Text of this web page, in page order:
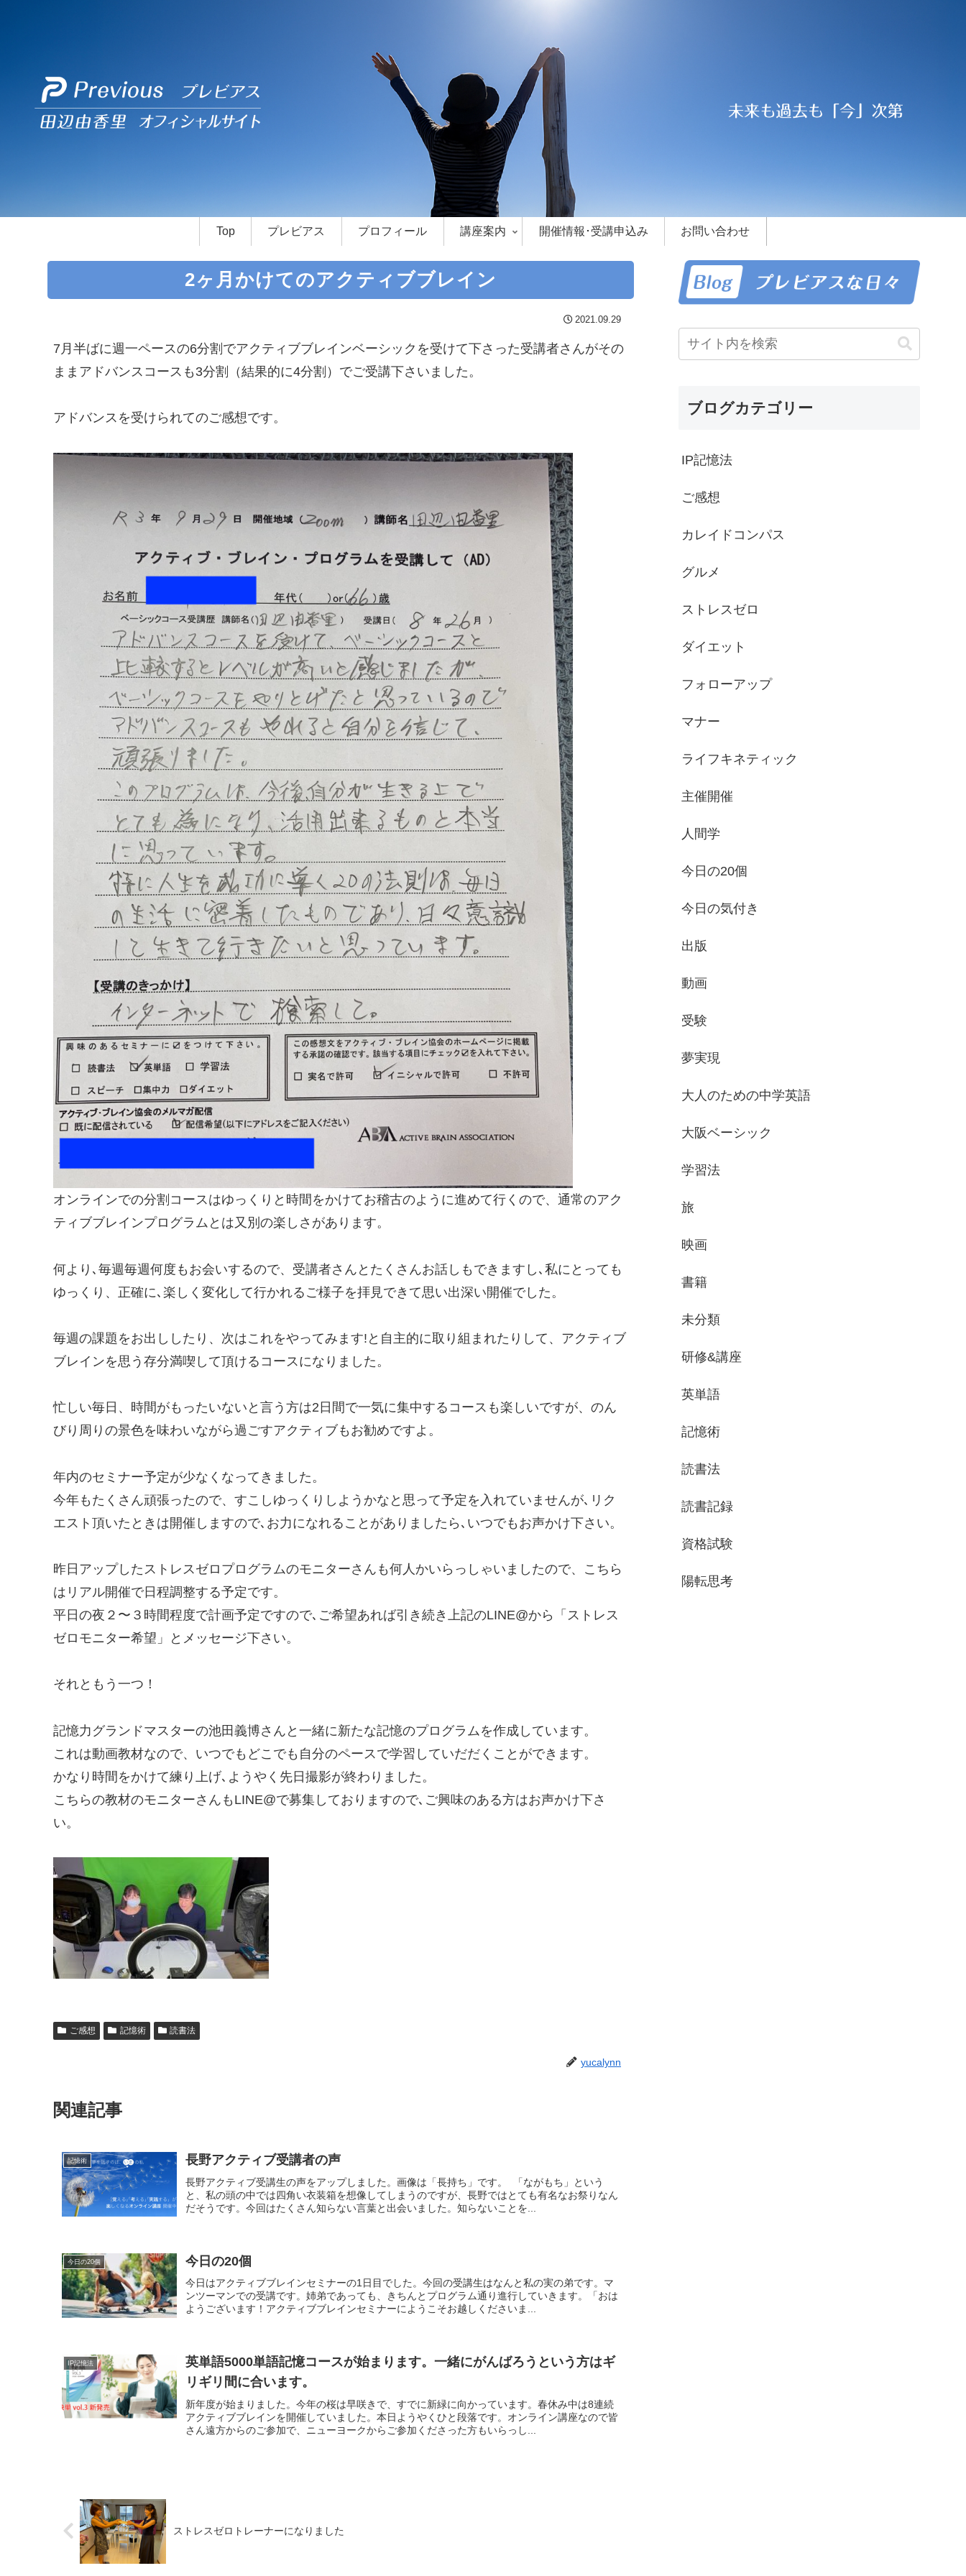
Top プレビアス プロフィール 講座案内 開催情報･受講申込み お問い合わせ
2ヶ月かけてのアクティブブレイン
2021.09.29
7月半ばに週一ペースの6分割でアクティブブレインベーシックを受けて下さった受講者さんがその
ままアドバンスコースも3分割（結果的に4分割）でご受講下さいました。
アドバンスを受けられてのご感想です。
オンラインでの分割コースはゆっくりと時間をかけてお稽古のように進めて行くので、通常のアク
ティブブレインプログラムとは又別の楽しさがあります。
何より､毎週毎週何度もお会いするので、受講者さんとたくさんお話しもできますし､私にとっても
ゆっくり、正確に､楽しく変化して行かれるご様子を拝見できて思い出深い開催でした。
毎週の課題をお出ししたり、次はこれをやってみます!と自主的に取り組まれたりして、アクティブ
ブレインを思う存分満喫して頂けるコースになりました。
忙しい毎日、時間がもったいないと言う方は2日間で一気に集中するコースも楽しいですが、のん
びり周りの景色を味わいながら過ごすアクティブもお勧めですよ。
年内のセミナー予定が少なくなってきました。
今年もたくさん頑張ったので、すこしゆっくりしようかなと思って予定を入れていませんが､リク
エスト頂いたときは開催しますので､お力になれることがありましたら､いつでもお声かけ下さい。
昨日アップしたストレスゼロプログラムのモニターさんも何人かいらっしゃいましたので、こちら
はリアル開催で日程調整する予定です。
平日の夜２〜３時間程度で計画予定ですので､ご希望あれば引き続き上記のLINE@から「ストレス
ゼロモニター希望」とメッセージ下さい。
それともう一つ！
記憶力グランドマスターの池田義博さんと一緒に新たな記憶のプログラムを作成しています。
これは動画教材なので、いつでもどこでも自分のペースで学習していだだくことができます。
かなり時間をかけて練り上げ､ようやく先日撮影が終わりました。
こちらの教材のモニターさんもLINE@で募集しておりますので､ご興味のある方はお声かけ下さ
い。
ご感想 記憶術 読書法
yucalynn
関連記事
記憶術 長野アクティブ受講者の声
長野アクティブ受講生の声をアップしました。画像は「長持ち」です。 「ながもち」という
と、私の頭の中では四角い衣装箱を想像してしまうのですが、長野ではとても有名なお祭りなん
だそうです。今回はたくさん知らない言葉と出会いました。知らないことを...
今日の20個 今日の20個
今日はアクティブブレインセミナーの1日目でした。今回の受講生はなんと私の実の弟です。マ
ンツーマンでの受講です。姉弟であっても、きちんとプログラム通り進行していきます。「おは
ようございます！アクティブブレインセミナーにようこそお越しくださいま...
IP記憶法
英単語5000単語記憶コースが始まります。一緒にがんばろうという方はギ
リギリ間に合います。
新年度が始まりました。今年の桜は早咲きで、すでに新緑に向かっています。春休み中は8連続
アクティブブレインを開催していました。本日ようやくひと段落です。オンライン講座なので皆
さん遠方からのご参加で、ニューヨークからご参加くださった方もいらっし...
ストレスゼロトレーナーになりました
ブログカテゴリー
IP記憶法
ご感想
カレイドコンパス
グルメ
ストレスゼロ
ダイエット
フォローアップ
マナー
ライフキネティック
主催開催
人間学
今日の20個
今日の気付き
出版
動画
受験
夢実現
大人のための中学英語
大阪ベーシック
学習法
旅
映画
書籍
未分類
研修&講座
英単語
記憶術
読書法
読書記録
資格試験
陽転思考